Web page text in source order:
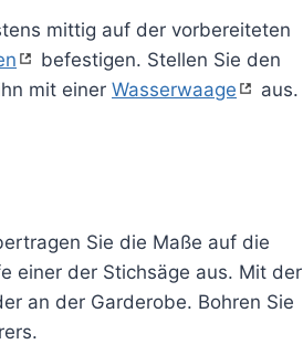
mittig auf der vorbereiteten
befestigen. Stellen Sie den
mit einer Wasserwaage
aus.
Sie die Maße auf die
einer der Stichsäge aus. Mit der
an der Garderobe. Bohren Sie